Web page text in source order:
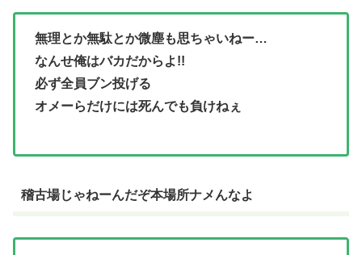
無理とか無駄とか微塵も思ちゃいねー…
なんせ俺はバカだからよ!!
必ず全員ブン投げる
オメーらだけには死んでも負けねぇ
稽古場じゃねーんだぞ本場所ナメんなよ